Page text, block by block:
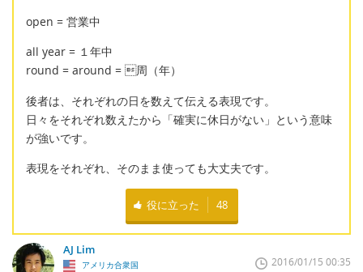
open = 営業中
all year = １年中
round = around = 周（年）
後者は、それぞれの日を数えて伝える表現です。
日々をそれぞれ数えたから「確実に休日がない」という意味
が強いです。
表現をそれぞれ、そのまま使っても大丈夫です。
役に立った 48
AJ Lim
アメリカ合衆国 2016/01/15 00:35